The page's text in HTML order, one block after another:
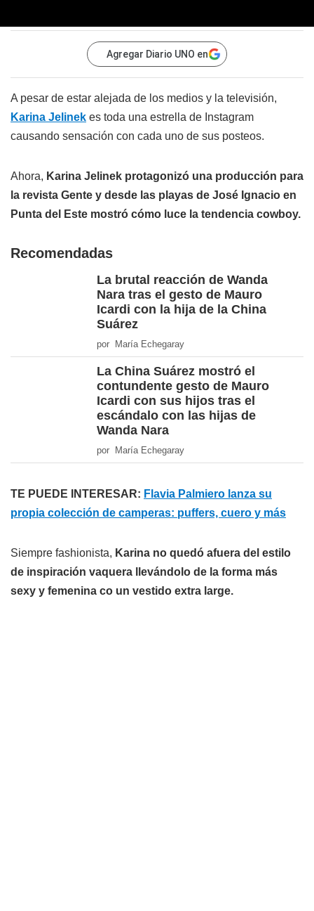
Agregar Diario UNO en
A pesar de estar alejada de los medios y la televisión,
Karina Jelinek es toda una estrella de Instagram
causando sensación con cada uno de sus posteos.
Ahora, Karina Jelinek protagonizó una producción para
la revista Gente y desde las playas de José Ignacio en
Punta del Este mostró cómo luce la tendencia cowboy.
Recomendadas
La brutal reacción de Wanda
Nara tras el gesto de Mauro
Icardi con la hija de la China
Suárez
por María Echegaray
La China Suárez mostró el
contundente gesto de Mauro
Icardi con sus hijos tras el
escándalo con las hijas de
Wanda Nara
por María Echegaray
TE PUEDE INTERESAR: Flavia Palmiero lanza su
propia colección de camperas: puffers, cuero y más
Siempre fashionista, Karina no quedó afuera del estilo
de inspiración vaquera llevándolo de la forma más
sexy y femenina co un vestido extra large.